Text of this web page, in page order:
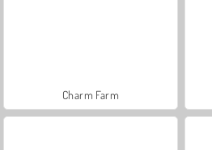
Charm Farm